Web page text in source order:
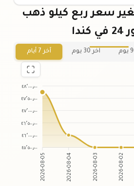
سعر ربع كيلو ذهب
كندا
آخر 30 يوم آخر 7 أيام
٤٨٬٠٠٠٫٠٠
٤٧٬٥٠٠٫٠٠
٤٧٬٠٠٠٫٠٠
٤٦٬٥٠٠٫٠٠
٤٦٬٠٠٠٫٠٠
٤٥٬٥٠٠٫٠٠
2026-08-05 2026-08-04 2026-08-03 2026-08-02